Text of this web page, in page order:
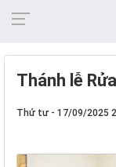
Thánh lễ
Thứ tư - 17/09/2025